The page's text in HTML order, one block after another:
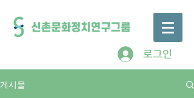
로그인
게시물